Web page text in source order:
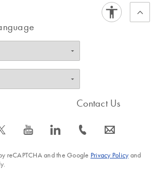
s icon_0077_youtube-s icon_0066_linkedin-s
Contact Us
icon_0072_phone-s icon_0063_envelope-s
reCAPTCHA and the Google Privacy Policyand